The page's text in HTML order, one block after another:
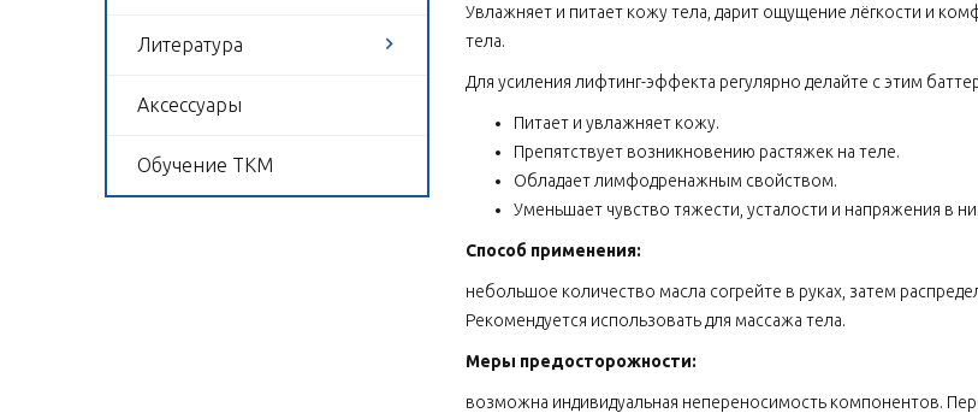
Литература
Аксессуары
Обучение ТКМ
Увлажняет и питает кожу тела, дарит ощущение лёгкости и
тела.
Для усиления лифтинг-эффекта регулярно делайте с этим
Питает и увлажняет кожу.
Препятствует возникновению растяжек на теле.
Обладает лимфодренажным свойством.
Уменьшает чувство тяжести, усталости и напряжения в
Способ применения:
небольшое количество масла согрейте в руках, затем
Рекомендуется использовать для массажа тела.
Меры предосторожности:
возможна индивидуальная непереносимость компонентов.